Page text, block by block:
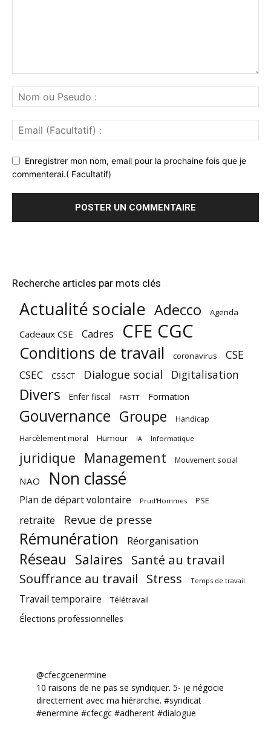
Enregistrer mon nom, email pour la prochaine fois que je
commenterai.( Facultatif)
Recherche articles par mots clés
Actualité sociale Adecco Agenda
Cadeaux CSE Cadres CFE CGC
Conditions de travail coronavirus CSE
CSEC CSSCT Dialogue social Digitalisation
Divers Enfer fiscal FASTT Formation
Gouvernance Groupe Handicap
Harcèlement moral Humour IA Informatique
juridique Management Mouvement social
NAO Non classé
Plan de départ volontaire Prud'Hommes PSE
retraite Revue de presse
Rémunération Réorganisation
Réseau Salaires Santé au travail
Souffrance au travail Stress Temps de travail
Travail temporaire Télétravail
Élections professionnelles
@cfecgcenermine
10 raisons de ne pas se syndiquer. 5- je négocie
directement avec ma hiérarchie. #syndicat
#enermine #cfecgc #adherent #dialogue